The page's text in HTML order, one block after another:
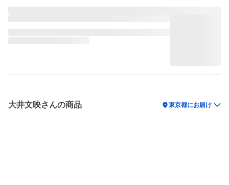
大井文映さんの商品 location_on東京都にお届け